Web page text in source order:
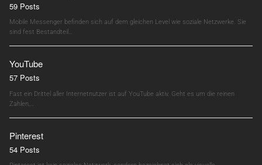
59 Posts
Mobile Messenger befinden sich auf dem gleichen Level wie soziale Netzwerke. Sie
sind fest Bestandteil…
YouTube
57 Posts
Fast ein Drittel aller Internetnutzer ist auf YouTube aktiv. Geht es um die reinen
Zahlen,…
Pinterest
54 Posts